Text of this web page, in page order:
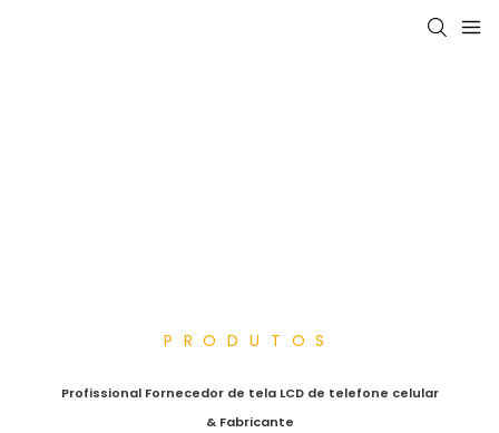
PRODUTOS
Profissional Fornecedor de tela LCD de telefone celular
& Fabricante